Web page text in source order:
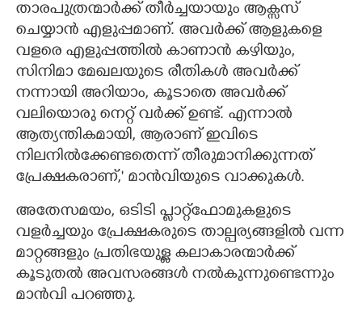
താരപുത്രന്മാർക്ക് തീർച്ചയായും ആക്സസ്
ചെയ്യാൻ എളുപ്പമാണ്. അവർക്ക് ആളുകളെ
വളരെ എളുപ്പത്തിൽ കാണാൻ കഴിയും,
സിനിമാ മേഖലയുടെ രീതികൾ അവർക്ക്
നന്നായി അറിയാം, കൂടാതെ അവർക്ക്
വലിയൊരു നെറ്റ് വർക്ക് ഉണ്ട്. എന്നാൽ
ആത്യന്തികമായി, ആരാണ് ഇവിടെ
നിലനിൽക്കേണ്ടതെന്ന് തീരുമാനിക്കുന്നത്
പ്രേക്ഷകരാണ്," മാൻവിയുടെ വാക്കുകൾ.
അതേസമയം, ഒടിടി പ്ലാറ്റ്‌ഫോമുകളുടെ
വളർച്ചയും പ്രേക്ഷകരുടെ താല്പര്യങ്ങളിൽ വന്ന
മാറ്റങ്ങളും പ്രതിഭയുള്ള കലാകാരന്മാർക്ക്
കൂടുതൽ അവസരങ്ങൾ നൽകുന്നുണ്ടെന്നും
മാൻവി പറഞ്ഞു.